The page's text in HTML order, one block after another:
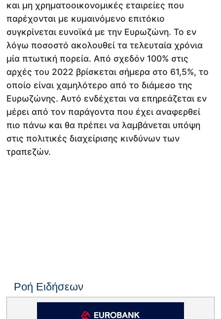
και μη χρηματοοικονομικές εταιρείες που
παρέχονται με κυμαινόμενο επιτόκιο
συγκρίνεται ευνοϊκά με την Ευρωζώνη. Το εν
λόγω ποσοστό ακολουθεί τα τελευταία χρόνια
μία πτωτική πορεία. Από σχεδόν 100% στις
αρχές του 2022 βρίσκεται σήμερα στο 61,5%, το
οποίο είναι χαμηλότερο από το διάμεσο της
Ευρωζώνης. Αυτό ενδέχεται να επηρεάζεται εν
μέρει από τον παράγοντα που έχει αναφερθεί
πιο πάνω και θα πρέπει να λαμβάνεται υπόψη
στις πολιτικές διαχείρισης κινδύνων των
τραπεζών.
Ροή Ειδήσεων